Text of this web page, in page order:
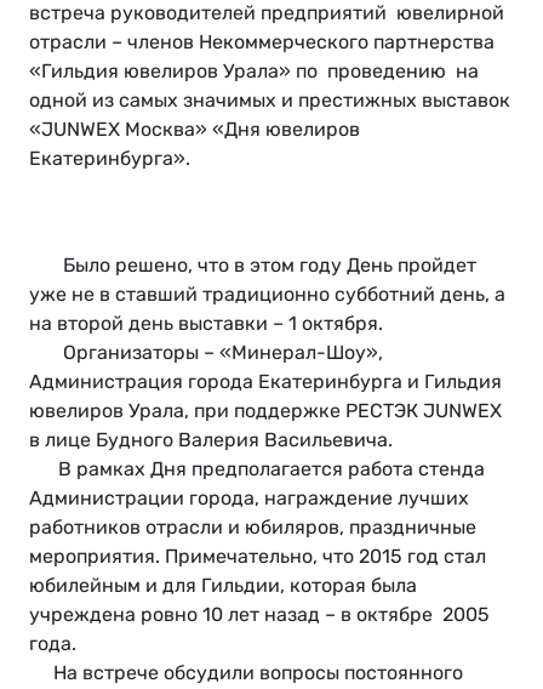
встреча руководителей предприятий ювелирной
отрасли – членов Некоммерческого партнерства
«Гильдия ювелиров Урала» по проведению на
одной из самых значимых и престижных выставок
«JUNWEX Москва» «Дня ювелиров
Екатеринбурга».
Было решено, что в этом году День пройдет
уже не в ставший традиционно субботний день, а
на второй день выставки – 1 октября.
Организаторы – «Минерал-Шоу»,
Администрация города Екатеринбурга и Гильдия
ювелиров Урала, при поддержке РЕСТЭК JUNWEX
в лице Будного Валерия Васильевича.
В рамках Дня предполагается работа стенда
Администрации города, награждение лучших
работников отрасли и юбиляров, праздничные
мероприятия. Примечательно, что 2015 год стал
юбилейным и для Гильдии, которая была
учреждена ровно 10 лет назад – в октябре 2005
года.
На встрече обсудили вопросы постоянного